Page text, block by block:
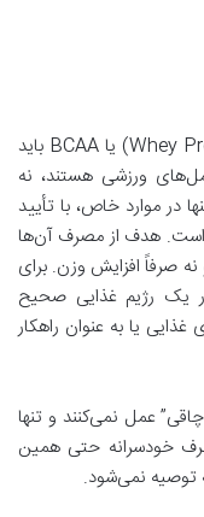
یاBCAA
باید
ورزشی هستند، نه
موارد خاص، با تأیید
هدف از مصرف آن‌ها
نه صرفاً افزایش وزن. برای
یک رژیم غذایی صحیح
یا به عنوان راهکار
عمل نمی‌کنند و تنها
خودسرانه حتی همین
توصیه نمی‌شود.